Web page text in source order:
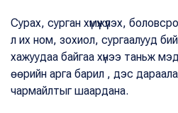
Сурах, сурган хүмүүжүүлэх,
л их ном, зохиол, сургаалууд
хажуудаа байгаа хүнээ таньж
өөрийн арга барил , дэс
чармайлтыг шаардана.